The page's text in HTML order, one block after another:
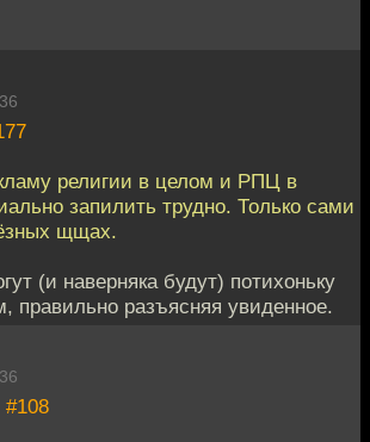
религии в целом и РПЦ в
запилить трудно. Только сами
щщах.
(и наверняка будут) потихоньку
правильно разъясняя увиденное.
#108